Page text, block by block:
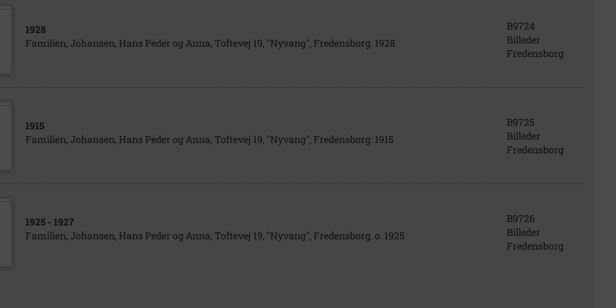
1928
Familien, Johansen, Hans Peder og Anna, Toftevej 19, "Nyvang", Fredensborg. 1928
B9724
Billeder
Fredensborg
1915
Familien, Johansen, Hans Peder og Anna, Toftevej 19, "Nyvang", Fredensborg. 1915
B9725
Billeder
Fredensborg
1925 - 1927
Familien, Johansen, Hans Peder og Anna, Toftevej 19, "Nyvang", Fredensborg. o. 1925
B9726
Billeder
Fredensborg